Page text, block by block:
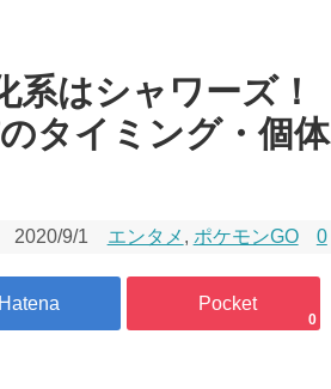
系はシャワーズ！
タイミング・個体
2020/9/1 エンタメ , ポケモンGO 0
0